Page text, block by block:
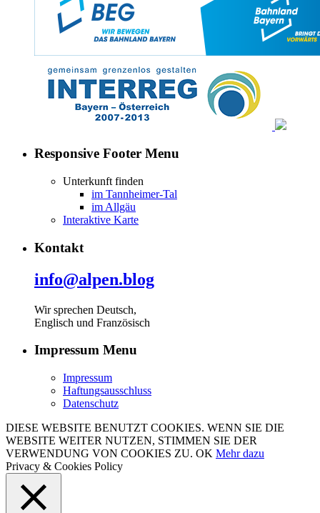
Responsive Footer Menu
Unterkunft finden
im Tannheimer-Tal
im Allgäu
Interaktive Karte
Kontakt
info@alpen.blog
Wir sprechen Deutsch,
Englisch und Französisch
Impressum Menu
Impressum
Haftungsausschluss
Datenschutz
DIESE WEBSITE BENUTZT COOKIES. WENN SIE DIE
WEBSITE WEITER NUTZEN, STIMMEN SIE DER
VERWENDUNG VON COOKIES ZU. OK Mehr dazu
Privacy & Cookies Policy